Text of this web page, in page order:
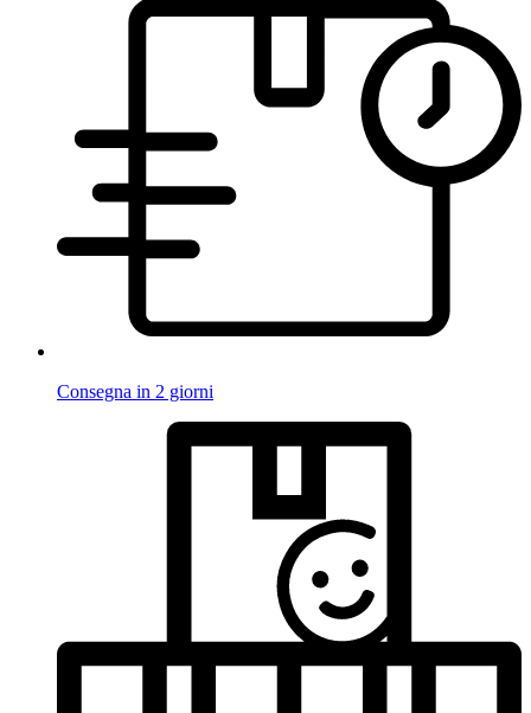
Consegna in 2 giorni